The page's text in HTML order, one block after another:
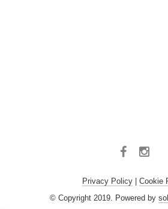
Facebook
Privacy Policy| Cookie
© Copyright 2019. Powered by